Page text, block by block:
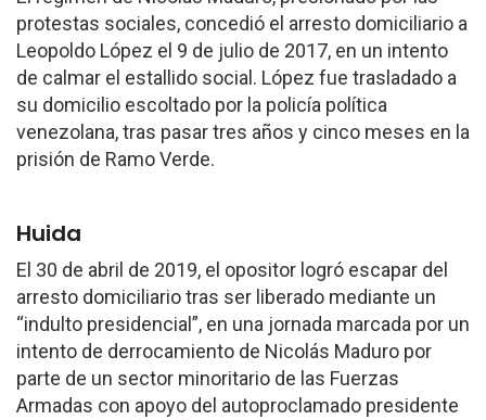
protestas sociales, concedió el arresto domiciliario a
Leopoldo López el 9 de julio de 2017, en un intento
de calmar el estallido social. López fue trasladado a
su domicilio escoltado por la policía política
venezolana, tras pasar tres años y cinco meses en la
prisión de Ramo Verde.
Huida
El 30 de abril de 2019, el opositor logró escapar del
arresto domiciliario tras ser liberado mediante un
“indulto presidencial”, en una jornada marcada por un
intento de derrocamiento de Nicolás Maduro por
parte de un sector minoritario de las Fuerzas
Armadas con apoyo del autoproclamado presidente